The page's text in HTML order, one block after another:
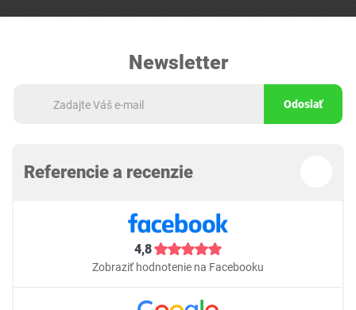
Newsletter
Odoslať
Referencie a recenzie
4,8
Zobraziť hodnotenie na Facebooku